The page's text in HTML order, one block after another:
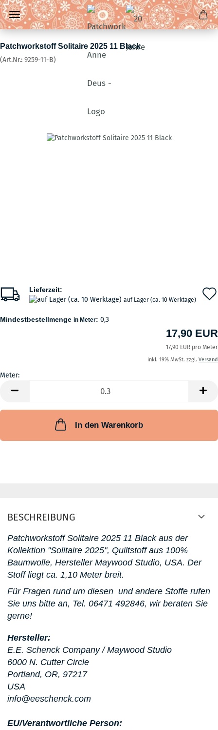
Patchworkstoff Solitaire 2025 11 Black
(Art.Nr.: 9259-11-B)
Lieferzeit:
auf Lager (ca. 10 Werktage)
Mindestbestellmenge in Meter: 0,3
17,90 EUR
17,90 EUR pro Meter
inkl. 19% MwSt. zzgl. Versand
Meter:
In den Warenkorb
BESCHREIBUNG
PatchworkstoffSolitaire 2025 11 Black aus der
Kollektion "Solitaire 2025", Quiltstoff aus 100%
Baumwolle, Hersteller Maywood Studio, USA. Der
Stoff liegt ca. 1,10 Meter breit.
Für Fragen rund um diesen und andere Stoffe rufen
Sie uns bitte an, Tel. 06471 492846, wir beraten Sie
gerne!
Hersteller:
E.E. Schenck Company / Maywood Studio
6000 N. Cutter Circle
Portland, OR, 97217
USA
info@eeschenck.com
EU/Verantwortliche Person: